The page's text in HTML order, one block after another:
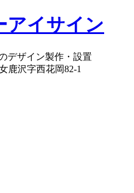
アイサイン
デザイン製作・設置
鹿沢字西花岡82-1